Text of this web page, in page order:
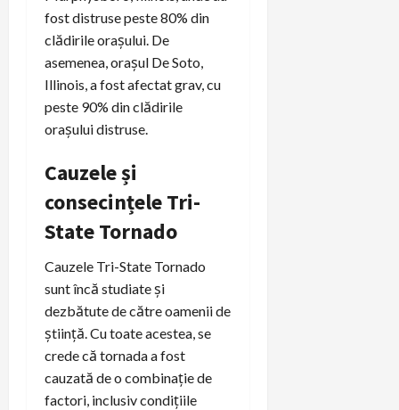
fost distruse peste 80% din
clădirile orașului. De
asemenea, orașul De Soto,
Illinois, a fost afectat grav, cu
peste 90% din clădirile
orașului distruse.
Cauzele și
consecințele Tri-
State Tornado
Cauzele Tri-State Tornado
sunt încă studiate și
dezbătute de către oamenii de
știință. Cu toate acestea, se
crede că tornada a fost
cauzată de o combinație de
factori, inclusiv condițiile